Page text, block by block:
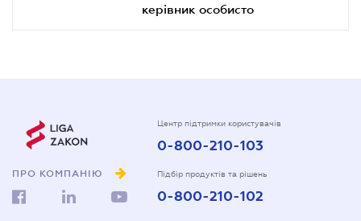
керівник особисто
ПРО КОМПАНІЮ
Центр підтримки користувачів
0-800-210-103
Підбір продуктів та рішень
0-800-210-102